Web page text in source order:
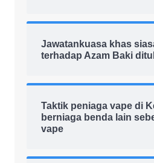
Jawatankuasa khas
terhadap Azam Baki
Taktik peniaga vape di
berniaga benda lain
vape